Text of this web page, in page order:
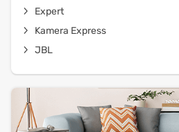
Expert
Kamera Express
JBL